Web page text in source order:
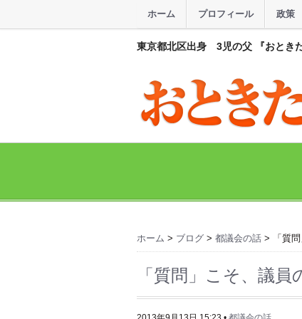
東京都北区出身 3児の父 『おとき
ホーム プロフィール 政策
ホーム > ブログ > 都議会の話 > 「質問
「質問」こそ、議員